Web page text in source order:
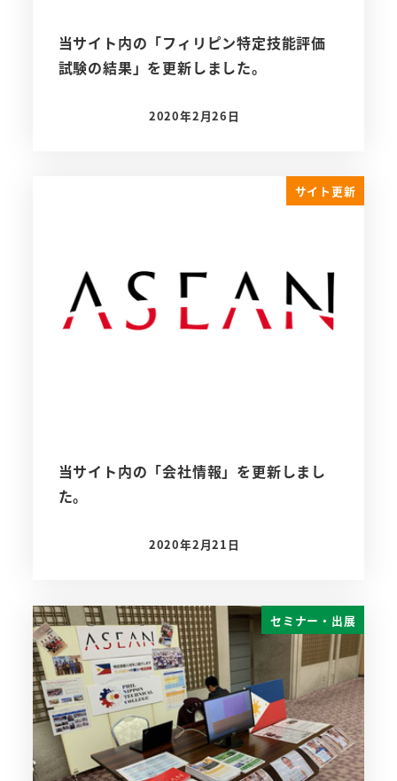
当サイト内の「フィリピン特定技能評価
試験の結果」を更新しました。
投稿日
2020年2月26日
サイト更新
当サイト内の「会社情報」を更新しまし
た。
投稿日
2020年2月21日
セミナー・出展